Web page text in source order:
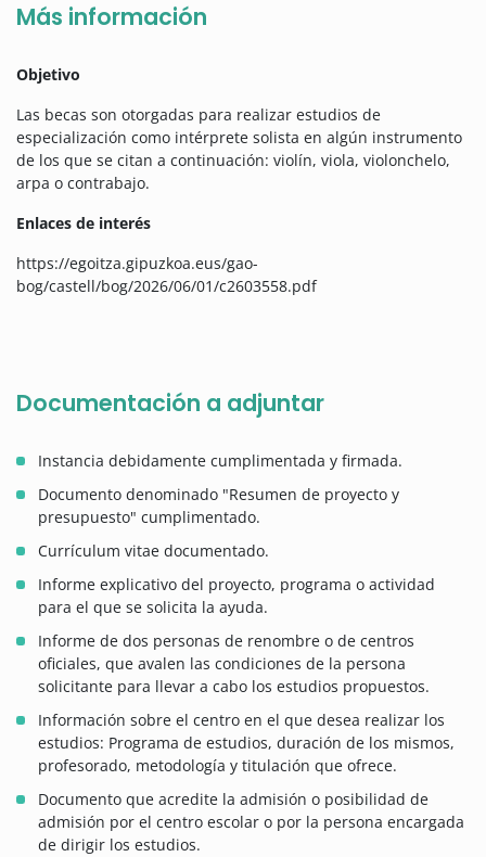
Más información
Objetivo
Las becas son otorgadas para realizar estudios de
especialización como intérprete solista en algún instrumento
de los que se citan a continuación: violín, viola, violonchelo,
arpa o contrabajo.
Enlaces de interés
https://egoitza.gipuzkoa.eus/gao-
bog/castell/bog/2026/06/01/c2603558.pdf
Documentación a adjuntar
Instancia debidamente cumplimentada y firmada.
Documento denominado "Resumen de proyecto y
presupuesto" cumplimentado.
Currículum vitae documentado.
Informe explicativo del proyecto, programa o actividad
para el que se solicita la ayuda.
Informe de dos personas de renombre o de centros
oficiales, que avalen las condiciones de la persona
solicitante para llevar a cabo los estudios propuestos.
Información sobre el centro en el que desea realizar los
estudios: Programa de estudios, duración de los mismos,
profesorado, metodología y titulación que ofrece.
Documento que acredite la admisión o posibilidad de
admisión por el centro escolar o por la persona encargada
de dirigir los estudios.